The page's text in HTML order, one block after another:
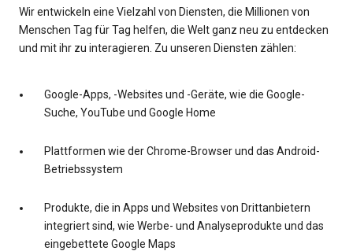
Wir entwickeln eine Vielzahl von Diensten, die Millionen von
Menschen Tag für Tag helfen, die Welt ganz neu zu entdecken
und mit ihr zu interagieren. Zu unseren Diensten zählen:
Google-Apps, -Websites und -Geräte, wie die Google-
Suche, YouTube und Google Home
Plattformen wie der Chrome-Browser und das Android-
Betriebssystem
Produkte, die in Apps und Websites von Drittanbietern
integriert sind, wie Werbe- und Analyseprodukte und das
eingebettete Google Maps